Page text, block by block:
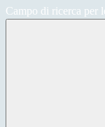
Campo di ricerca per